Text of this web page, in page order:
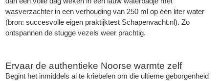
wasverzachter in een verhouding van 250 ml op één liter water
(bron: succesvolle eigen praktijktest Schapenvacht.nl). Zo
ontspannen de stugge vezels weer prachtig.
Ervaar de authentieke Noorse warmte zelf
Begint het inmiddels al te kriebelen om die ultieme geborgenheid